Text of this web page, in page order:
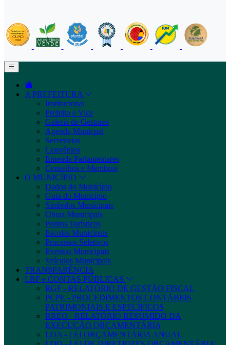
A PREFEITURA
Institucional
Prefeito e Vice
Galeria de Gestores
Agenda Municpal
Secretarias
Convênios
Emenda Parlamentares
Conselhos e Membros
O MUNICÍPIO
Dados do Município
Guia do Município
Símbolos Municipais
Obras Municipais
Pontos Turísticos
Escolas Municipais
Processos Seletivos
Eventos Municipais
Veículos Municipais
TRANSPARÊNCIA
LRF e CONTAS PÚBLICAS
RGF - RELATÓRIO DE GESTÃO FISCAL
PCPE - PROCEDIMENTOS CONTÁBEIS
PATRIMONIAIS E ESPECÍFICOS
RREO - RELATÓRIO RESUMIDO DA
EXECUÇÃO ORÇAMENTÁRIA
LOA - LEI ORÇAMENTÁRIA ANUAL